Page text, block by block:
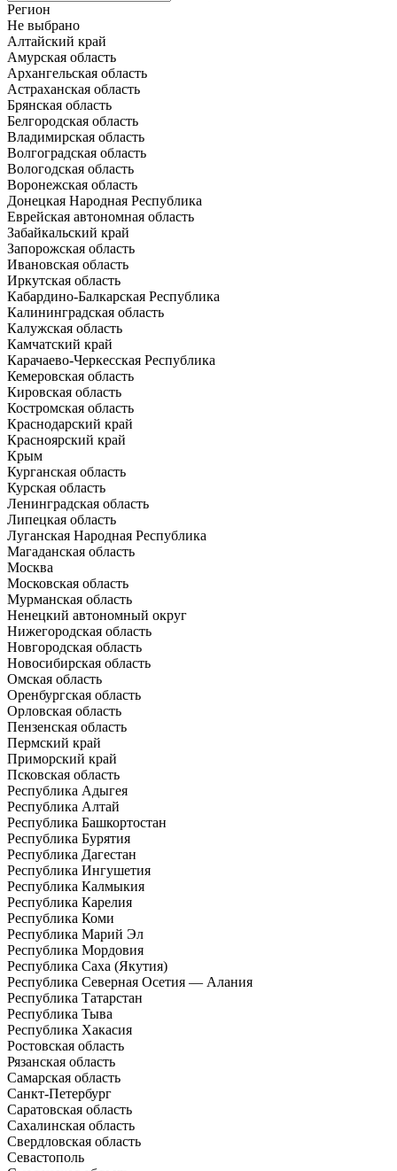
Регион
Не выбрано
Алтайский край
Амурская область
Архангельская область
Астраханская область
Брянская область
Белгородская область
Владимирская область
Волгоградская область
Вологодская область
Воронежская область
Донецкая Народная Республика
Еврейская автономная область
Забайкальский край
Запорожская область
Ивановская область
Иркутская область
Кабардино-Балкарская Республика
Калининградская область
Калужская область
Камчатский край
Карачаево-Черкесская Республика
Кемеровская область
Кировская область
Костромская область
Краснодарский край
Красноярский край
Крым
Курганская область
Курская область
Ленинградская область
Липецкая область
Луганская Народная Республика
Магаданская область
Москва
Московская область
Мурманская область
Ненецкий автономный округ
Нижегородская область
Новгородская область
Новосибирская область
Омская область
Оренбургская область
Орловская область
Пензенская область
Пермский край
Приморский край
Псковская область
Республика Адыгея
Республика Алтай
Республика Башкортостан
Республика Бурятия
Республика Дагестан
Республика Ингушетия
Республика Калмыкия
Республика Карелия
Республика Коми
Республика Марий Эл
Республика Мордовия
Республика Саха (Якутия)
Республика Северная Осетия — Алания
Республика Татарстан
Республика Тыва
Республика Хакасия
Ростовская область
Рязанская область
Самарская область
Санкт-Петербург
Саратовская область
Сахалинская область
Свердловская область
Севастополь